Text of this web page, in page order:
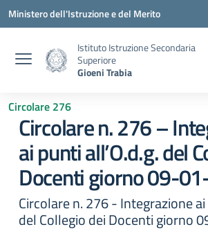
Vai ai contenuti
Vai al menu di navigazione
Vai al footer
Ministero dell'Istruzione e del Merito
Istituto Istruzione Secondaria
Superiore
Gioeni Trabia
Circolare 276
Circolare n. 276 –
ai punti all’O.d.g. del
Docenti giorno 09-
Circolare n. 276 - Integrazione ai
del Collegio dei Docenti giorno